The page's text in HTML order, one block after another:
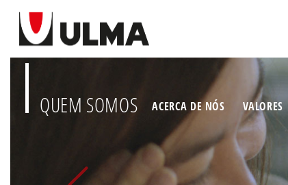
QUEM SOMOS ACERCA DE NÓS VALORES